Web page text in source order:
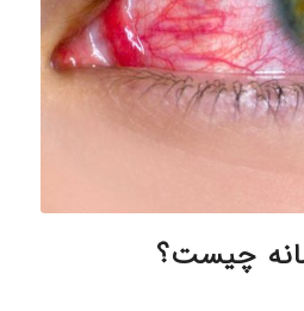
چیست؟